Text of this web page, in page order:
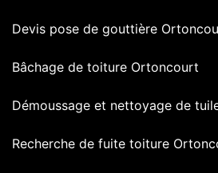
Devis pose de gouttière
Bâchage de toiture Ortoncourt
Démoussage et nettoyage de
Recherche de fuite toiture